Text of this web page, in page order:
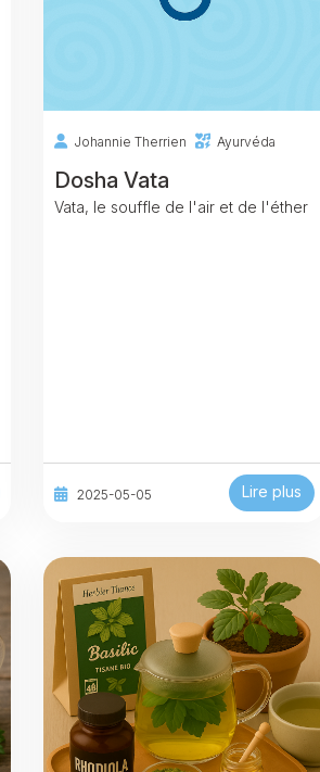
Johannie Therrien Ayurvéda
Dosha Vata
Vata, le souffle de l'air et de l'éther
2025-05-05 Lire plus